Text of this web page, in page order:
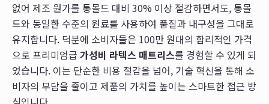
없어 제조 원가를 통몰드 대비 30% 이상 절감하면서도, 통몰
드와 동일한 수준의 원료를 사용하여 품질과 내구성을 그대로
유지합니다. 덕분에 소비자들은 100만 원대의 합리적인 가격
으로 프리미엄급 가성비 라텍스 매트리스를 경험할 수 있게 되
었습니다. 이는 단순한 비용 절감을 넘어, 기술 혁신을 통해 소
비자의 부담을 줄이고 제품의 가치를 높이는 스마트한 접근 방